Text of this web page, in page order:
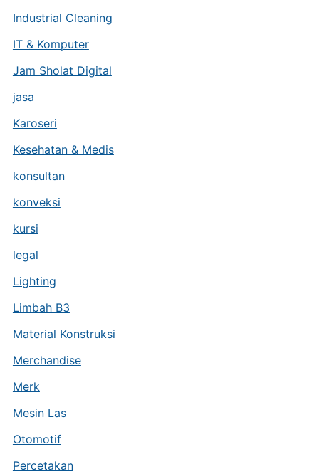
Industrial Cleaning
IT & Komputer
Jam Sholat Digital
jasa
Karoseri
Kesehatan & Medis
konsultan
konveksi
kursi
legal
Lighting
Limbah B3
Material Konstruksi
Merchandise
Merk
Mesin Las
Otomotif
Percetakan